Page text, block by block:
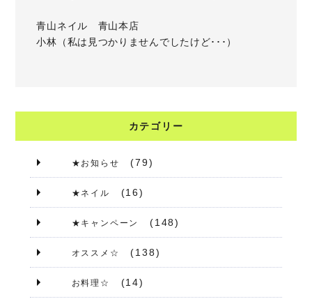
青山ネイル 青山本店
小林（私は見つかりませんでしたけど･･･）
カテゴリー
★お知らせ (79)
★ネイル (16)
★キャンペーン (148)
オススメ☆ (138)
お料理☆ (14)